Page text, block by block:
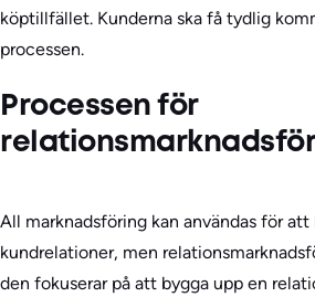
köptillfället. Kunderna ska få tydlig
processen.
Processen för
All marknadsföring kan användas för att
kundrelationer, men
den fokuserar på att bygga upp en